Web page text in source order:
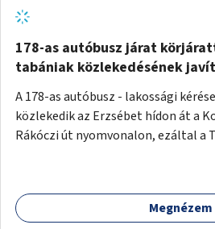
178-as autóbusz járat
tabániak közlekedésének
A 178-as autóbusz - lakossági
közlekedik az Erzsébet hídon át a
Rákóczi út nyomvonalon, ezáltal a
járattal feljutni a Naphegyre, ahol
körzetben élők számára. Megoldás
Megnézem